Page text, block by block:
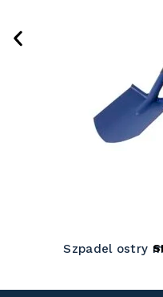
Szpadel ostry